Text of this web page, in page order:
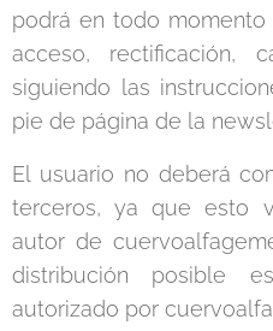
podrá en todo
acceso, rectificación,
siguiendo las
pie de página de la
El usuario no deberá
terceros, ya que esto
autor de
distribución posible
autorizado por